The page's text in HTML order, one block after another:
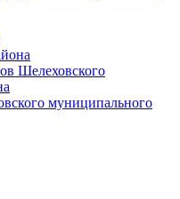
Шелеховского
муниципального